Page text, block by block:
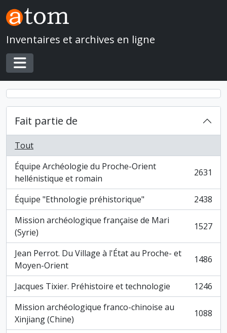
Skip to main content
Inventaires et archives en ligne
Toggle navigation
Fait partie de
Tout
Équipe Archéologie du Proche-Orient
hellénistique et romain
, 2631 résultats 2631
Équipe "Ethnologie préhistorique"
, 2438 résultats
2438
Mission archéologique française de Mari
(Syrie)
, 1527 résultats 1527
Jean Perrot. Du Village à l'État au Proche- et
Moyen-Orient
, 1486 résultats 1486
Jacques Tixier. Préhistoire et technologie
, 1246 résultats
1246
Mission archéologique franco-chinoise au
Xinjiang (Chine)
, 1088 résultats 1088